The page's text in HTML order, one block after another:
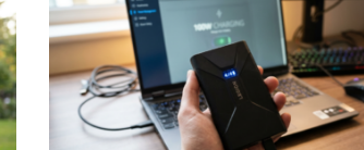
Detaylar